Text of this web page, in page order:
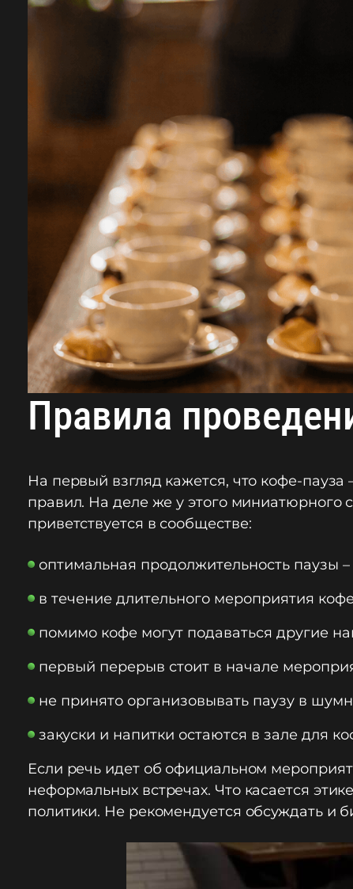
Правила
На первый взгляд кажется, что кофе-
правил. На деле же у этого миниатюрного
приветствуется в сообществе:
оптимальная продолжительность паузы
в течение длительного мероприятия
помимо кофе могут подаваться другие
первый перерыв стоит в начале
не принято организовывать паузу в
закуски и напитки остаются в зале для
Если речь идет об официальном
неформальных встречах. Что касается
политики. Не рекомендуется обсуждать и